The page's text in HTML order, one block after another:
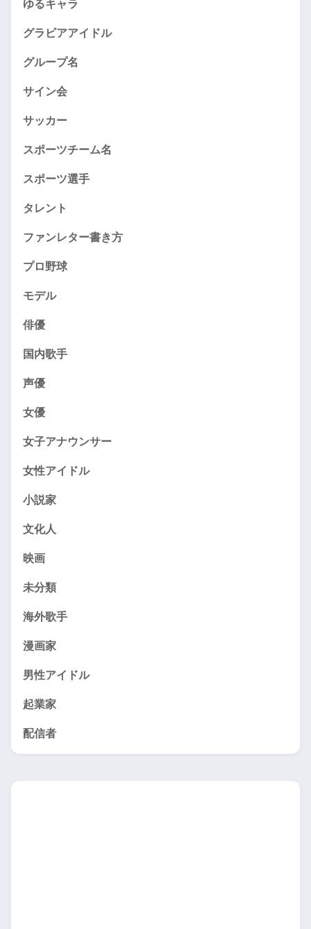
ゆるキャラ
グラビアアイドル
グループ名
サイン会
サッカー
スポーツチーム名
スポーツ選手
タレント
ファンレター書き方
プロ野球
モデル
俳優
国内歌手
声優
女優
女子アナウンサー
女性アイドル
小説家
文化人
映画
未分類
海外歌手
漫画家
男性アイドル
起業家
配信者